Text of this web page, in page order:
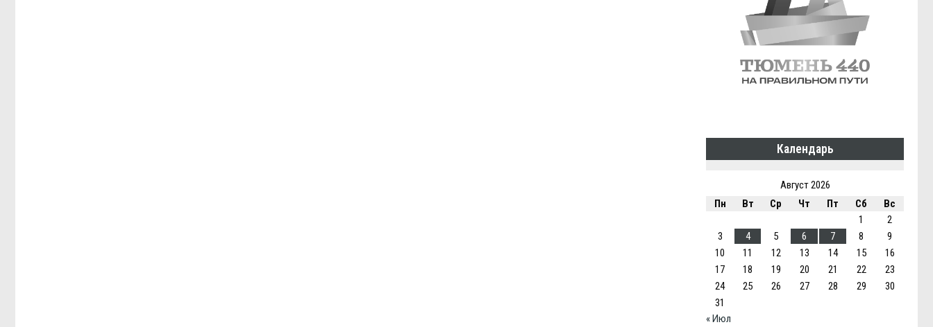
Календарь
Август 2026
Пн
Вт Ср Чт Пт Сб
Вс
1
2
3
4 5 6 7 8
9
10
11 12 13 14 15
16
17
18 19 20 21 22
23
24
25 26 27 28 29
30
31
« Июл